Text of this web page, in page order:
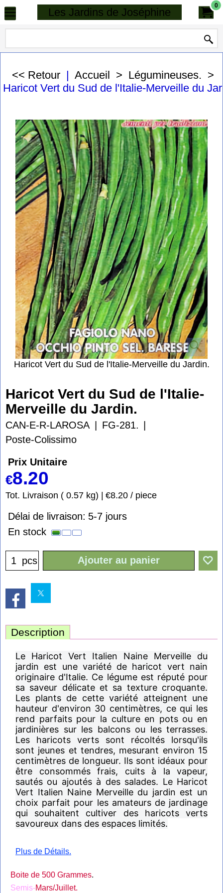
Les Jardins de Joséphine
0
<< Retour | Accueil > Légumineuses. >
Haricot Vert du Sud de l'Italie-Merveille du
Haricot Vert du Sud de l'Italie-Merveille du Jardin.
Haricot Vert du Sud de l'Italie-
Merveille du Jardin.
CAN-E-R-LAROSA
FG-281.
Poste-Colissimo
Prix Unitaire
€8.20
Tot. Livraison 0.57 kg €8.20 / piece
Délai de livraison: 5-7 jours
En stock
pcs Ajouter au panier
Description
Le Haricot Vert Italien Naine Merveille du
jardin est une variété de haricot vert nain
originaire d'Italie. Ce légume est réputé pour
sa saveur délicate et sa texture croquante.
Les plants de cette variété atteignent une
hauteur d'environ 30 centimètres, ce qui les
rend parfaits pour la culture en pots ou en
jardinières sur les balcons ou les terrasses.
Les haricots verts sont récoltés lorsqu'ils
sont jeunes et tendres, mesurant environ 15
centimètres de longueur. Ils sont idéaux pour
être consommés frais, cuits à la vapeur,
sautés ou ajoutés à des salades. Le Haricot
Vert Italien Naine Merveille du jardin est un
choix parfait pour les amateurs de jardinage
qui souhaitent cultiver des haricots verts
savoureux dans des espaces limités.
P lus de Détails.
Boite de 500 Grammes.
Semis-Mars/Juillet.